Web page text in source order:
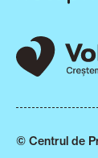
© Centrul de